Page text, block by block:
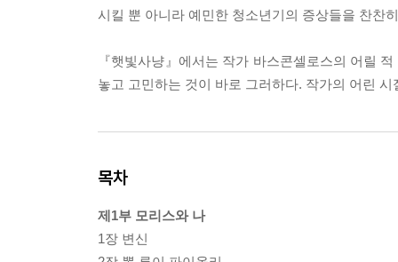
시킬 뿐 아니라 예민한 청소년기의 증상들을 찬찬
『햇빛사냥』에서는 작가 바스콘셀로스의 어릴
놓고 고민하는 것이 바로 그러하다. 작가의 어린
목차
제1부 모리스와 나
1장 변신